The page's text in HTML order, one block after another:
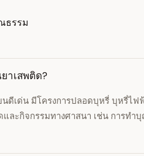
ธรรม
าเสพติด?
นดีเด่น มีโครงการปลอดบุหรี่ บุหรี่ไฟ
ละกิจกรรมทางศาสนา เช่น การทำ